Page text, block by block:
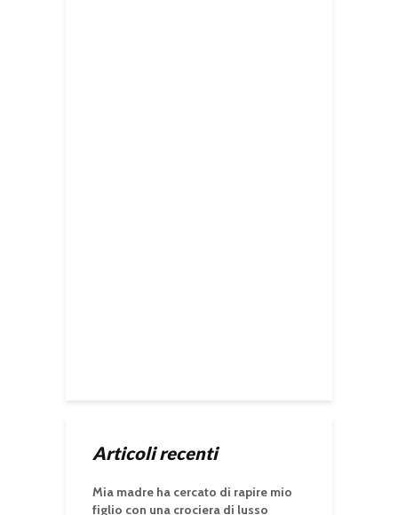
Articoli recenti
Mia madre ha cercato di rapire mio
figlio con una crociera di lusso